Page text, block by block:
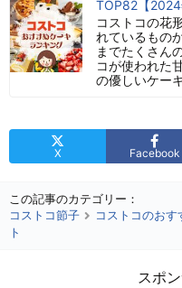
TOP82【2024
コストコの花
れているもの
までたくさん
コが使われた
の優しいケー
X Facebook
この記事のカテゴリー：
コストコ節子
コストコのおす
ト
スポ